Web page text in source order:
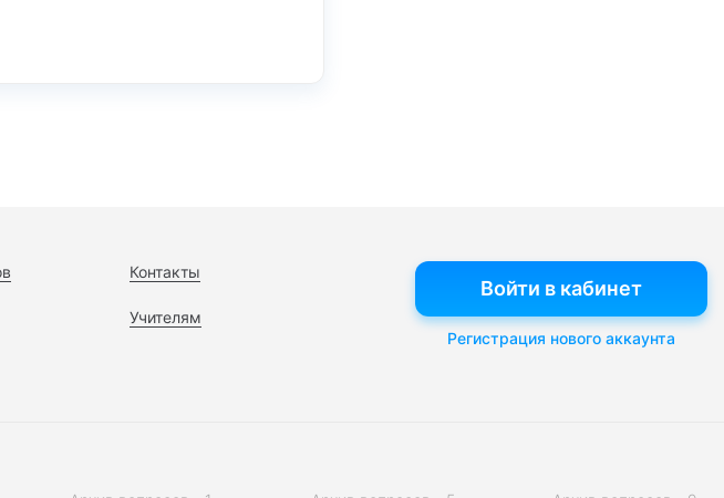
Контакты
Учителям
Войти в кабинет
Регистрация нового аккаунта